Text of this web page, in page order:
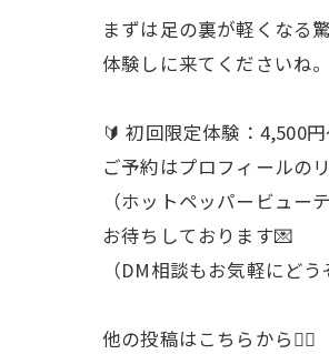
まずは足の裏が軽くなる
体験しに来てくださいね。
🔰 初回限定体験：4,500
ご予約はプロフィールの
（ホットペッパービュー
お待ちしております💌
（DM相談もお気軽にどう
他の投稿はこちらから💁‍♀️